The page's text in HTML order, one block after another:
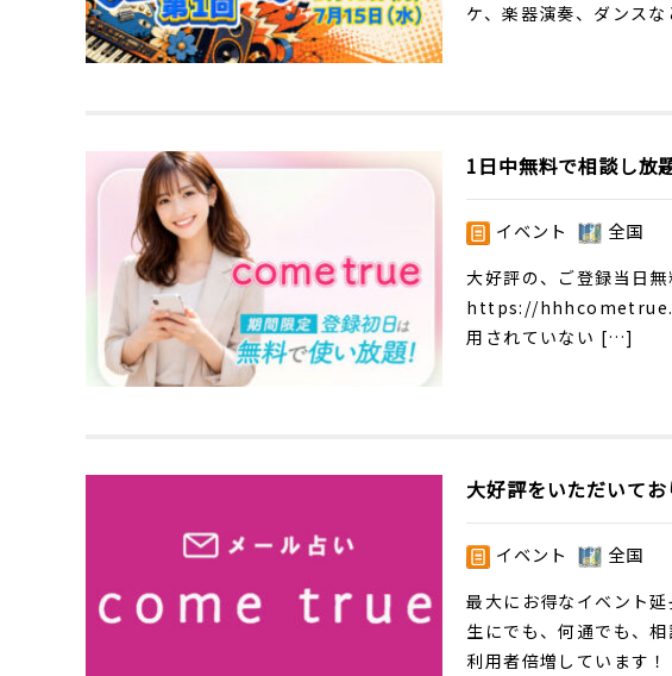
ケ、楽器演奏、ダンス
1日中無料で相談し放
イベント 全国
大好評の、ご登録当日
https://
用されていない […]
大好評をいただいてお
イベント 全国
最大にお得なイベント
生にでも、何通でも、
利用者倍増しています